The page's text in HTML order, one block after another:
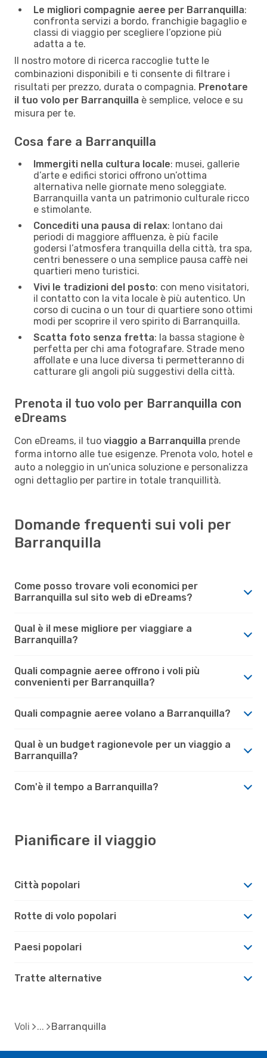
Le migliori compagnie aeree per Barranquilla:
confronta servizi a bordo, franchigie bagaglio e
classi di viaggio per scegliere l’opzione più
adatta a te.
Il nostro motore di ricerca raccoglie tutte le
combinazioni disponibili e ti consente di filtrare i
risultati per prezzo, durata o compagnia. Prenotare
il tuo volo per Barranquilla è semplice, veloce e su
misura per te.
Cosa fare a Barranquilla
Immergiti nella cultura locale: musei, gallerie
d’arte e edifici storici offrono un’ottima
alternativa nelle giornate meno soleggiate.
Barranquilla vanta un patrimonio culturale ricco
e stimolante.
Concediti una pausa di relax: lontano dai
periodi di maggiore affluenza, è più facile
godersi l’atmosfera tranquilla della città, tra spa,
centri benessere o una semplice pausa caffè nei
quartieri meno turistici.
Vivi le tradizioni del posto: con meno visitatori,
il contatto con la vita locale è più autentico. Un
corso di cucina o un tour di quartiere sono ottimi
modi per scoprire il vero spirito di Barranquilla.
Scatta foto senza fretta: la bassa stagione è
perfetta per chi ama fotografare. Strade meno
affollate e una luce diversa ti permetteranno di
catturare gli angoli più suggestivi della città.
Prenota il tuo volo per Barranquilla con
eDreams
Con eDreams, il tuo viaggio a Barranquilla prende
forma intorno alle tue esigenze. Prenota volo, hotel e
auto a noleggio in un’unica soluzione e personalizza
ogni dettaglio per partire in totale tranquillità.
Domande frequenti sui voli per
Barranquilla
Come posso trovare voli economici per
Barranquilla sul sito web di eDreams?
Qual è il mese migliore per viaggiare a
Barranquilla?
Quali compagnie aeree offrono i voli più
convenienti per Barranquilla?
Quali compagnie aeree volano a Barranquilla?
Qual è un budget ragionevole per un viaggio a
Barranquilla?
Com'è il tempo a Barranquilla?
Pianificare il viaggio
Città popolari
Rotte di volo popolari
Paesi popolari
Tratte alternative
Voli Barranquilla